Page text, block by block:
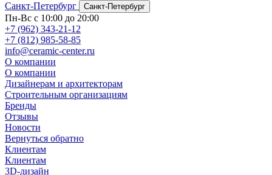
Санкт-Петербург
Санкт-Петербург
Пн-Вс с 10:00 до 20:00
+7 (962) 343-21-12
+7 (812) 985-58-85
info@ceramic-center.ru
О компании
О компании
Дизайнерам и архитекторам
Строительным организациям
Бренды
Отзывы
Новости
Вернуться обратно
Клиентам
Клиентам
3D-дизайн